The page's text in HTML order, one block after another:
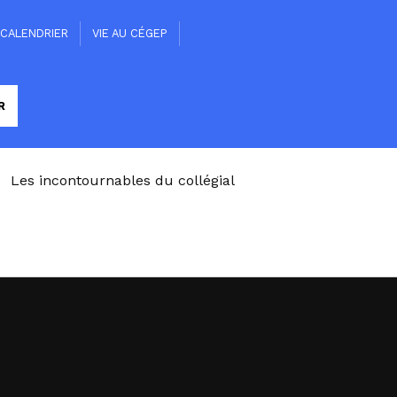
CALENDRIER
VIE AU CÉGEP
Les incontournables du collégial